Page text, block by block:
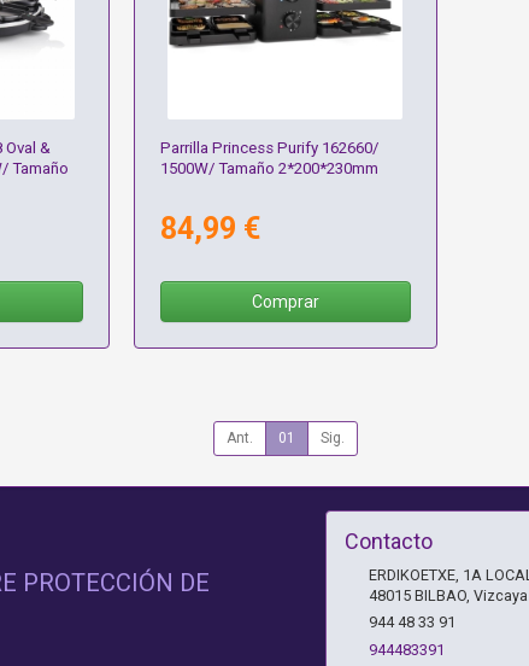
Oval &
Tamaño
Parrilla Princess Purify 162660/
1500W/ Tamaño 2*200*230mm
84,99 €
Comprar
Ant. 01 Sig.
PROTECCIÓN DE
Contacto
ERDIKOETXE, 1A LOCAL
48015 BILBAO, Vizcaya
944 48 33 91
944483391